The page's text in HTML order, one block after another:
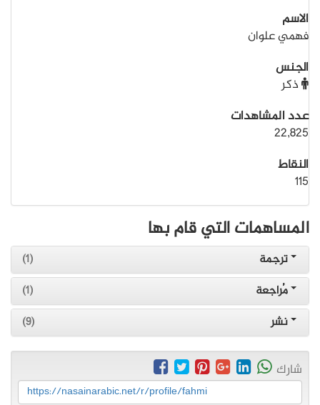
الاسم
فهمي علوان
الجنس
ذكر
عدد المشاهدات
22,825
النقاط
115
المساهمات التي قام بها
ترجمة
(1)
مُراجعة
(1)
نشر
(9)
شارك
https://nasainarabic.net/r/profile/fahmi